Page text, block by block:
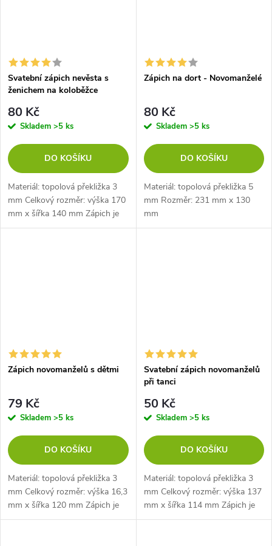
Svatební zápich nevěsta s
ženichem na koloběžce
80 Kč
Skladem >5 ks
DO KOŠÍKU
Materiál: topolová překližka 3
mm Celkový rozměr: výška 170
mm x šířka 140 mm Zápich je
dlouhý 42 mm
Zápich na dort - Novomanželé
80 Kč
Skladem >5 ks
DO KOŠÍKU
Materiál: topolová překližka 5
mm Rozměr: 231 mm x 130
mm
Zápich novomanželů s dětmi
79 Kč
Skladem >5 ks
DO KOŠÍKU
Materiál: topolová překližka 3
mm Celkový rozměr: výška 16,3
mm x šířka 120 mm Zápich je
dlouhý 50 mm
Svatební zápich novomanželů
při tanci
50 Kč
Skladem >5 ks
DO KOŠÍKU
Materiál: topolová překližka 3
mm Celkový rozměr: výška 137
mm x šířka 114 mm Zápich je
dlouhý 45 mm